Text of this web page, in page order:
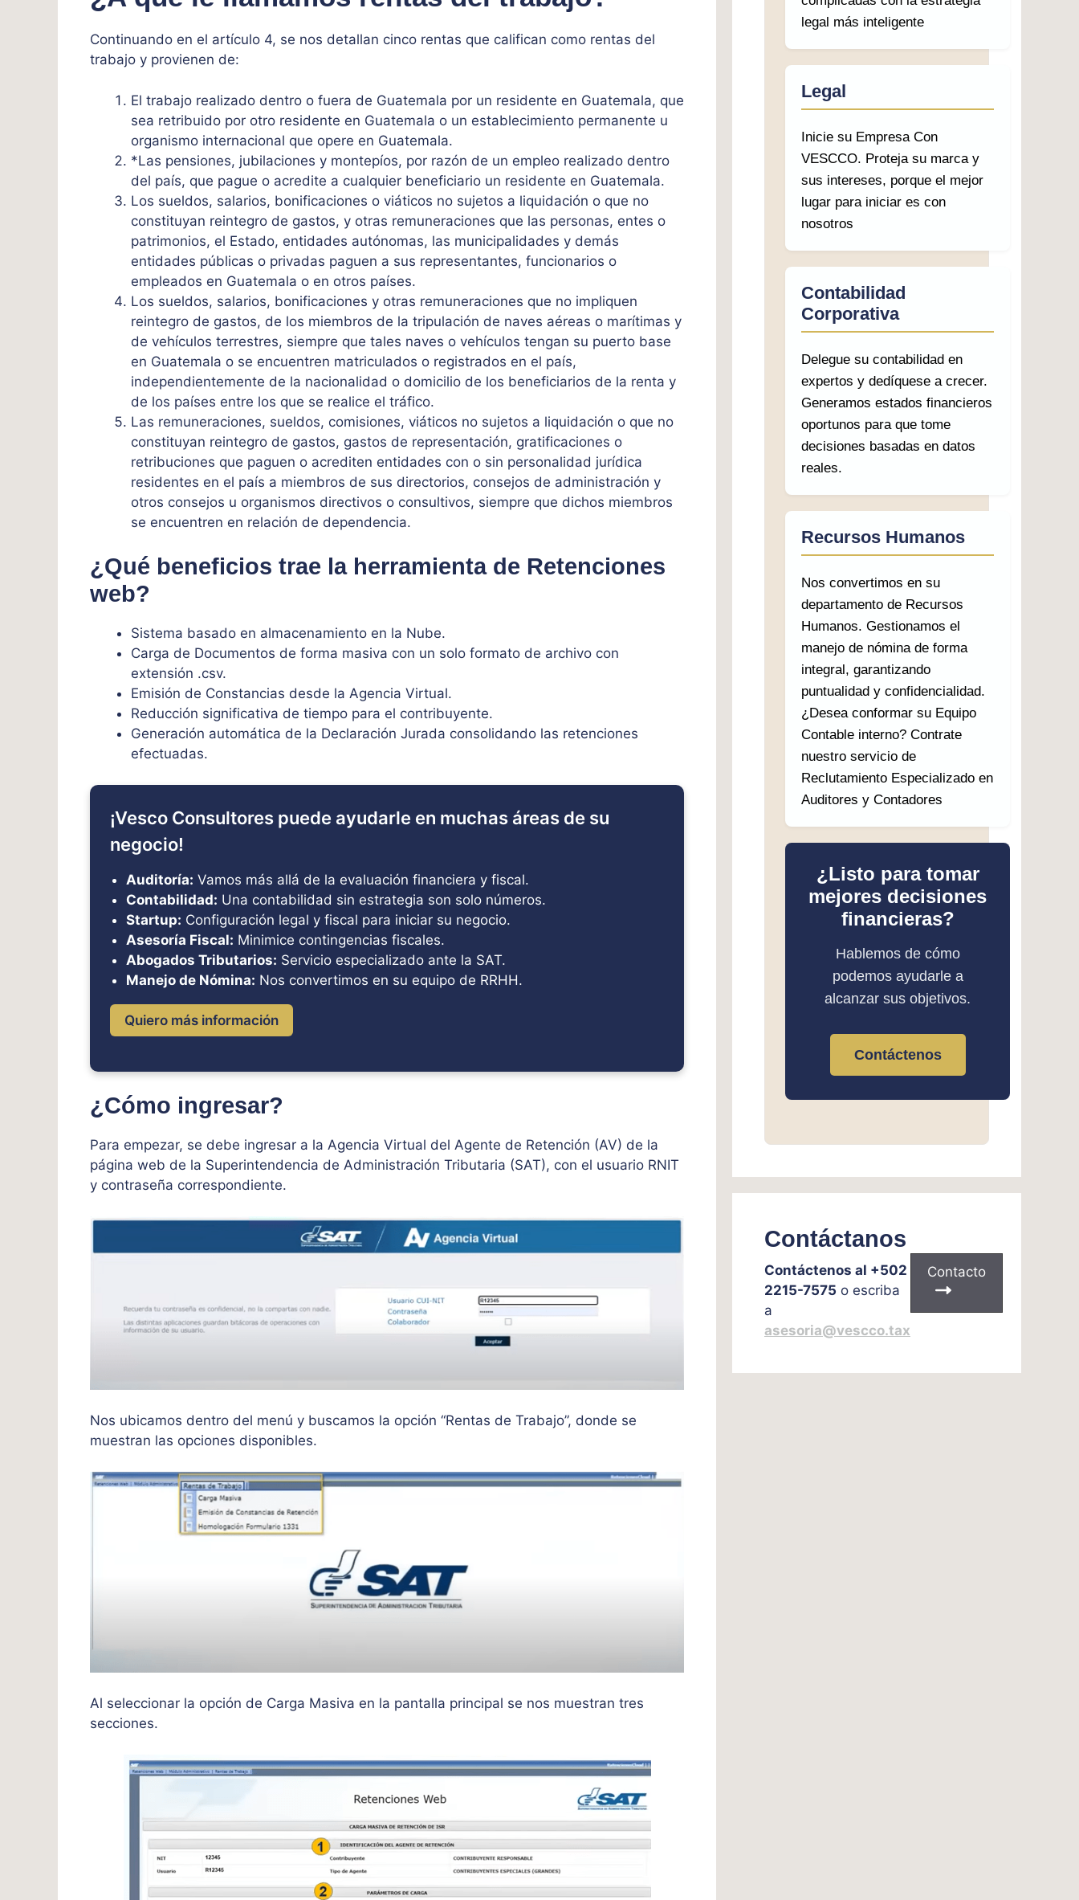
Continuando en el artículo 4, se nos detallan cinco rentas que califican como rentas del
trabajo y provienen de:
El trabajo realizado dentro o fuera de Guatemala por un residente en Guatemala, que
sea retribuido por otro residente en Guatemala o un establecimiento permanente u
organismo internacional que opere en Guatemala.
*Las pensiones, jubilaciones y montepíos, por razón de un empleo realizado dentro
del país, que pague o acredite a cualquier beneficiario un residente en Guatemala.
Los sueldos, salarios, bonificaciones o viáticos no sujetos a liquidación o que no
constituyan reintegro de gastos, y otras remuneraciones que las personas, entes o
patrimonios, el Estado, entidades autónomas, las municipalidades y demás
entidades públicas o privadas paguen a sus representantes, funcionarios o
empleados en Guatemala o en otros países.
Los sueldos, salarios, bonificaciones y otras remuneraciones que no impliquen
reintegro de gastos, de los miembros de la tripulación de naves aéreas o marítimas y
de vehículos terrestres, siempre que tales naves o vehículos tengan su puerto base
en Guatemala o se encuentren matriculados o registrados en el país,
independientemente de la nacionalidad o domicilio de los beneficiarios de la renta y
de los países entre los que se realice el tráfico.
Las remuneraciones, sueldos, comisiones, viáticos no sujetos a liquidación o que no
constituyan reintegro de gastos, gastos de representación, gratificaciones o
retribuciones que paguen o acrediten entidades con o sin personalidad jurídica
residentes en el país a miembros de sus directorios, consejos de administración y
otros consejos u organismos directivos o consultivos, siempre que dichos miembros
se encuentren en relación de dependencia.
¿Qué beneficios trae la herramienta de Retenciones
web?
Sistema basado en almacenamiento en la Nube.
Carga de Documentos de forma masiva con un solo formato de archivo con
extensión .csv.
Emisión de Constancias desde la Agencia Virtual.
Reducción significativa de tiempo para el contribuyente.
Generación automática de la Declaración Jurada consolidando las retenciones
efectuadas.
¡Vesco Consultores puede ayudarle en muchas áreas de su
negocio!
Auditoría: Vamos más allá de la evaluación financiera y fiscal.
Contabilidad: Una contabilidad sin estrategia son solo números.
Startup: Configuración legal y fiscal para iniciar su negocio.
Asesoría Fiscal: Minimice contingencias fiscales.
Abogados Tributarios: Servicio especializado ante la SAT.
Manejo de Nómina: Nos convertimos en su equipo de RRHH.
Quiero más información
¿Cómo ingresar?
Para empezar, se debe ingresar a la Agencia Virtual del Agente de Retención (AV) de la
página web de la Superintendencia de Administración Tributaria (SAT), con el usuario RNIT
y contraseña correspondiente.
Nos ubicamos dentro del menú y buscamos la opción “Rentas de Trabajo”, donde se
muestran las opciones disponibles.
Al seleccionar la opción de Carga Masiva en la pantalla principal se nos muestran tres
secciones.
legal más inteligente
Legal
Inicie su Empresa Con
VESCCO. Proteja su marca y
sus intereses, porque el mejor
lugar para iniciar es con
nosotros
Contabilidad
Corporativa
Delegue su contabilidad en
expertos y dedíquese a crecer.
Generamos estados financieros
oportunos para que tome
decisiones basadas en datos
reales.
Recursos Humanos
Nos convertimos en su
departamento de Recursos
Humanos. Gestionamos el
manejo de nómina de forma
integral, garantizando
puntualidad y confidencialidad.
¿Desea conformar su Equipo
Contable interno? Contrate
nuestro servicio de
Reclutamiento Especializado en
Auditores y Contadores
¿Listo para tomar
mejores decisiones
financieras?
Hablemos de cómo
podemos ayudarle a
alcanzar sus objetivos.
Contáctenos
Contáctanos
Contáctenos al +502
2215-7575 o escriba
a
asesoria@vescco.tax
Contacto